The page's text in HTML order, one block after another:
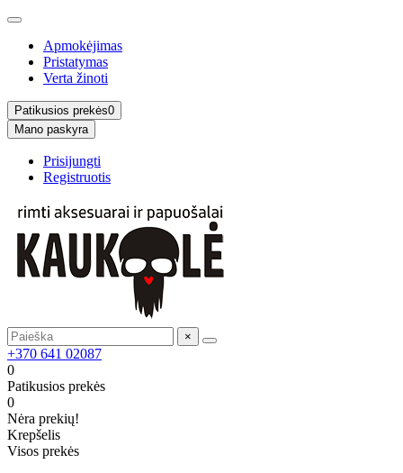
Apmokėjimas
Pristatymas
Verta žinoti
Patikusios prekės0
Mano paskyra
Prisijungti
Registruotis
×
+370 641 02087
0
Patikusios prekės
0
Nėra prekių!
Krepšelis
Visos prekės